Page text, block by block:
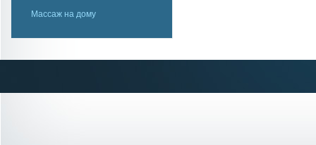
Массаж на дому